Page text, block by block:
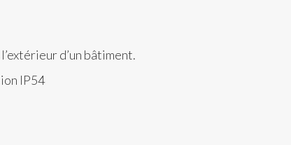
d’un bâtiment.
IP54